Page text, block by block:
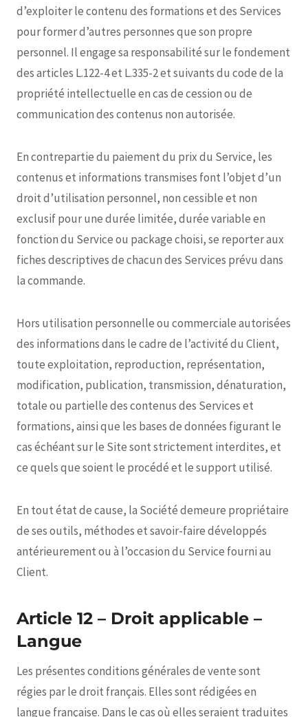
d’exploiter le contenu des formations et des Services
pour former d’autres personnes que son propre
personnel. Il engage sa responsabilité sur le fondement
des articles L.122-4 et L.335-2 et suivants du code de la
propriété intellectuelle en cas de cession ou de
communication des contenus non autorisée.
En contrepartie du paiement du prix du Service, les
contenus et informations transmises font l’objet d’un
droit d’utilisation personnel, non cessible et non
exclusif pour une durée limitée, durée variable en
fonction du Service ou package choisi, se reporter aux
fiches descriptives de chacun des Services prévu dans
la commande.
Hors utilisation personnelle ou commerciale autorisées
des informations dans le cadre de l’activité du Client,
toute exploitation, reproduction, représentation,
modification, publication, transmission, dénaturation,
totale ou partielle des contenus des Services et
formations, ainsi que les bases de données figurant le
cas échéant sur le Site sont strictement interdites, et
ce quels que soient le procédé et le support utilisé.
En tout état de cause, la Société demeure propriétaire
de ses outils, méthodes et savoir-faire développés
antérieurement ou à l’occasion du Service fourni au
Client.
Article 12 – Droit applicable –
Langue
Les présentes conditions générales de vente sont
régies par le droit français. Elles sont rédigées en
langue française. Dans le cas où elles seraient traduites